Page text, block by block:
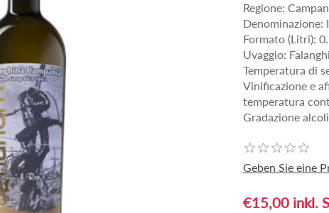
Regione:
Denominazione:
Formato (Litri):
Uvaggio:
Temperatura di
Vinificazione e
temperatura
Gradazione
Geben Sie eine
€15,00 inkl.